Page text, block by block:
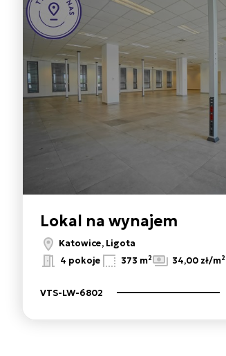
Lokal na wynajem
Katowice, Ligota
4 pokoje 373 m2 34,00 zł/m2
VTS-LW-6802